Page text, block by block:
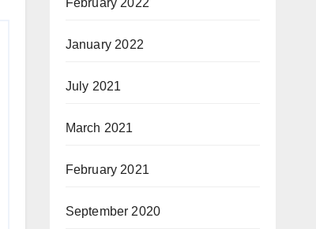
February 2022
January 2022
July 2021
March 2021
February 2021
September 2020